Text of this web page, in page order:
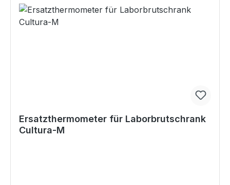
Ersatzthermometer für Laborbrutschrank
Cultura-M